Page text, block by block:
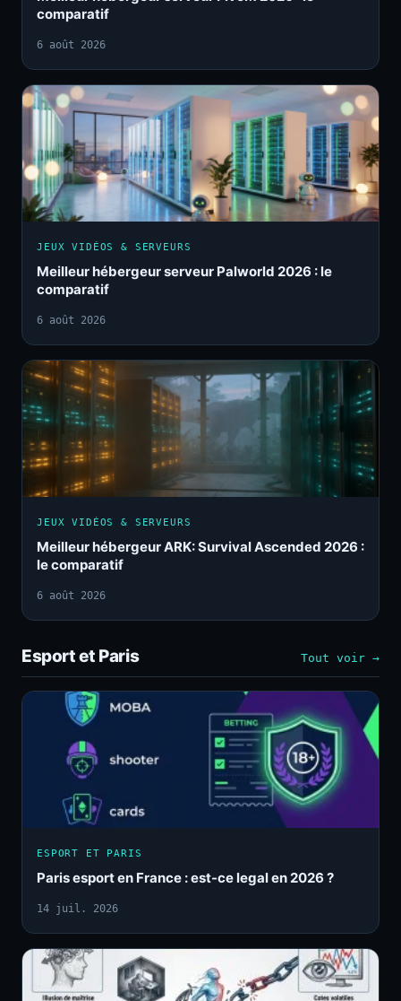
comparatif
6 août 2026
JEUX VIDÉOS & SERVEURS
Meilleur hébergeur serveur Palworld 2026 : le
comparatif
6 août 2026
JEUX VIDÉOS & SERVEURS
Meilleur hébergeur ARK: Survival Ascended 2026 :
le comparatif
6 août 2026
Esport et Paris Tout voir →
ESPORT ET PARIS
Paris esport en France : est-ce legal en 2026 ?
14 juil. 2026